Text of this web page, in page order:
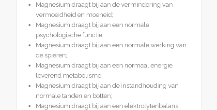
Magnesium draagt bij aan de vermindering van
vermoeidheid en moeheid;
Magnesium draagt bij aan een normale
psychologische functie;
Magnesium draagt bij aan een normale werking van
de spieren;
Magnesium draagt bij aan een normaal energie
leverend metabolisme;
Magnesium draagt bij aan de instandhouding van
normale tanden en botten;
Magnesium draagt bij aan een elektrolytenbalans;